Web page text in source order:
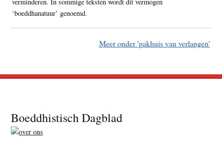
‘boeddhanatuur’ genoemd.
Meer onder 'pakhuis van verlangen'
Footer
Boeddhistisch Dagblad